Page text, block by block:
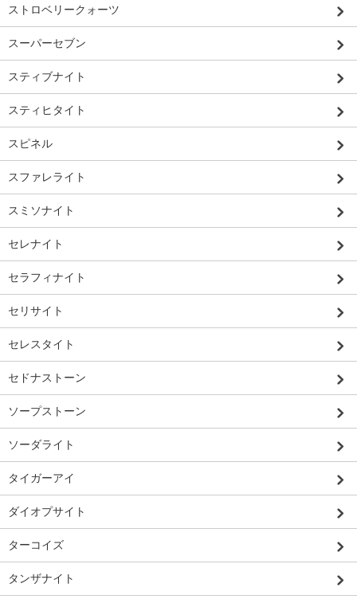
ストロベリークォーツ
スーパーセブン
スティブナイト
スティヒタイト
スピネル
スファレライト
スミソナイト
セレナイト
セラフィナイト
セリサイト
セレスタイト
セドナストーン
ソープストーン
ソーダライト
タイガーアイ
ダイオプサイト
ターコイズ
タンザナイト